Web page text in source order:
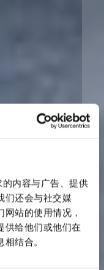
内容与广告、提供
们还会与社交媒
站的使用情况，
供给他们或他们在
结合。